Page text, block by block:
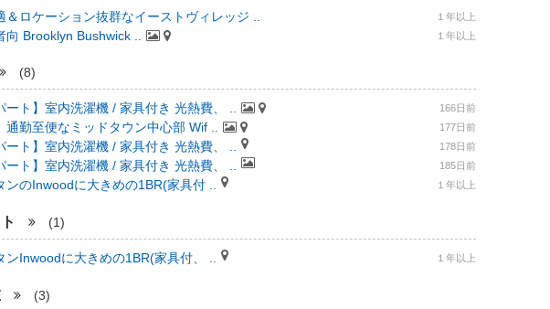
＆ロケーション抜群なイーストヴィレッジ .. １年以上
向 Brooklyn Bushwick .. １年以上
(8)
ート】室内洗濯機 / 家具付き 光熱費、 .. 166日前
勤至便なミッドタウン中心部 Wif .. 177日前
ート】室内洗濯機 / 家具付き 光熱費、 .. 178日前
ート】室内洗濯機 / 家具付き 光熱費、 .. 185日前
ンのInwoodに大きめの1BR(家具付 .. １年以上
(1)
ンInwoodに大きめの1BR(家具付、 .. １年以上
(3)